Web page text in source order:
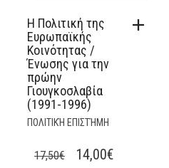
Η Πολιτική της
Ευρωπαϊκής
Κοινότητας /
Ένωσης για την
πρώην
Γιουγκοσλαβία
(1991-1996)
ΠΟΛΙΤΙΚΉ ΕΠΙΣΤΉΜΗ
17,50€
ORIGINAL
14,00€CURRENT